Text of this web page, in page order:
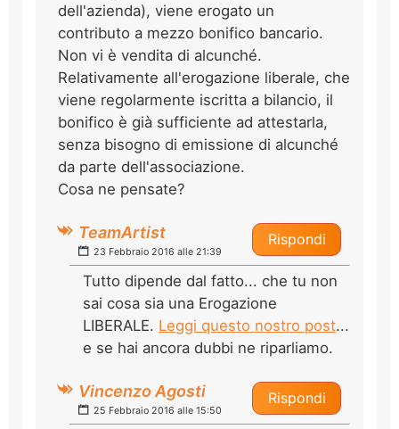
dell'azienda), viene erogato un
contributo a mezzo bonifico bancario.
Non vi è vendita di alcunché.
Relativamente all'erogazione liberale, che
viene regolarmente iscritta a bilancio, il
bonifico è già sufficiente ad attestarla,
senza bisogno di emissione di alcunché
da parte dell'associazione.
Cosa ne pensate?
Rispondi
TeamArtist
23 Febbraio 2016 alle 21:39
Tutto dipende dal fatto... che tu non
sai cosa sia una Erogazione
LIBERALE. Leggi questo nostro post...
e se hai ancora dubbi ne riparliamo.
Rispondi
Vincenzo Agosti
25 Febbraio 2016 alle 15:50